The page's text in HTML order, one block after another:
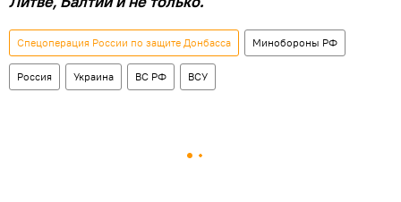
Спецоперация России по защите Донбасса Минобороны РФ
Россия Украина ВС РФ ВСУ